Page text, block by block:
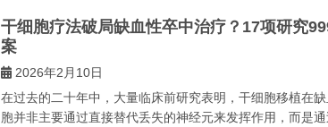
干细胞疗法破局缺血性卒中治疗？17项研究
案
2026年2月10日
在过去的二十年中，大量临床前研究表明，干细胞移植在
胞并非主要通过直接替代丢失的神经元来发挥作用，而是